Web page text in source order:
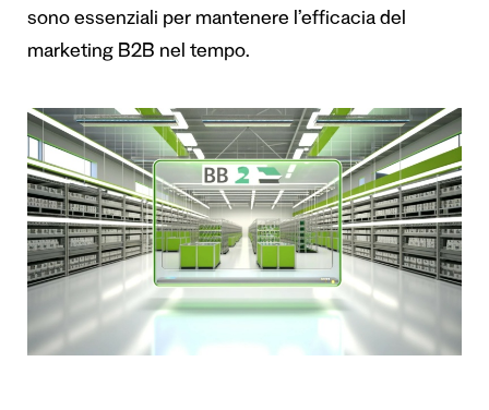
sono essenziali per mantenere l’efficacia del
marketing B2B nel tempo.